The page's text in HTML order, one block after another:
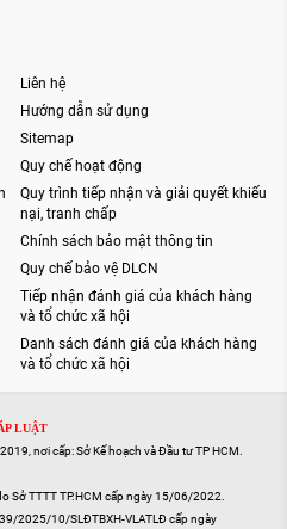
Liên hệ
Hướng dẫn sử dụng
Sitemap
Quy chế hoạt động
Quy trình tiếp nhận và giải quyết khiếu
nại, tranh chấp
Chính sách bảo mật thông tin
Quy chế bảo vệ DLCN
Tiếp nhận đánh giá của khách hàng
và tổ chức xã hội
Danh sách đánh giá của khách hàng
và tổ chức xã hội
LUẬT
nơi cấp: Sở Kế hoạch và Đầu tư TP HCM.
Sở TTTT TP.HCM cấp ngày 15/06/2022.
2025/10/SLĐTBXH-VLATLĐ cấp ngày